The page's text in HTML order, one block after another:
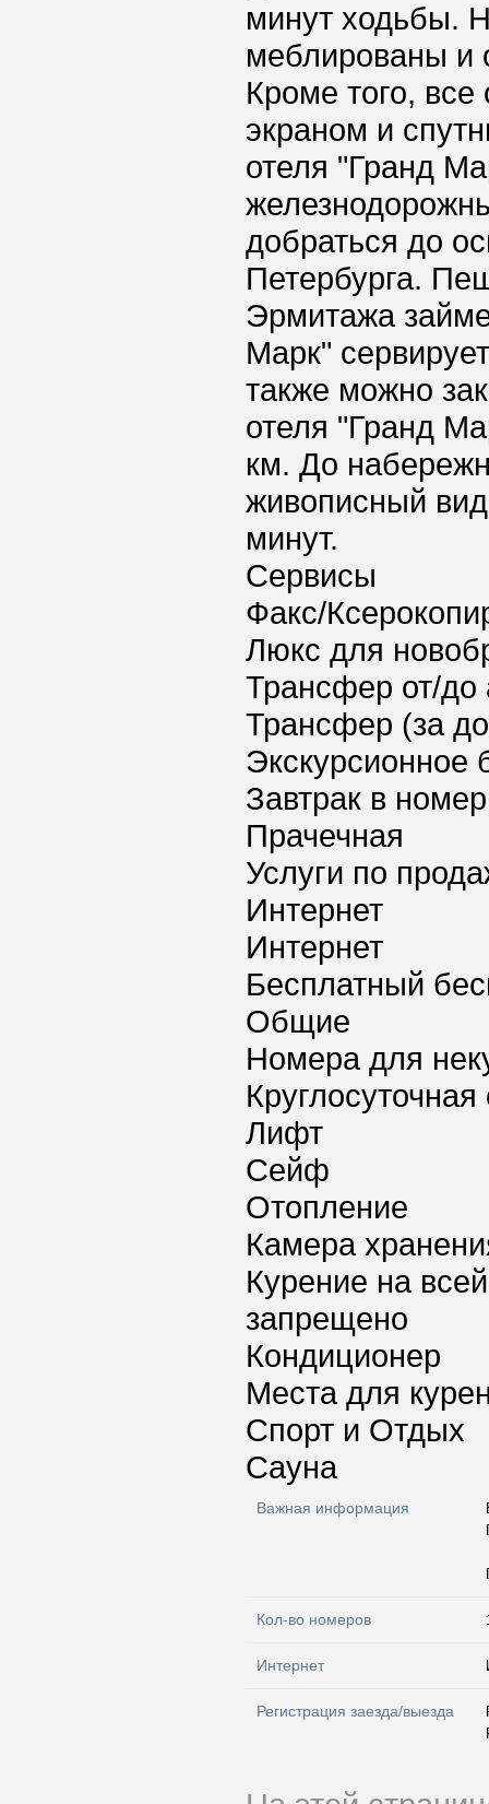
минут ходьбы.
меблированы и
Кроме того,
экраном и
отеля "Гранд
добраться до
Петербурга.
Эрмитажа
Марк"
также можно
отеля "Гранд
км. До
живописный
минут.
Сервисы
Факс/
Люкс для
Трансфер от/до
Трансфер (за
Экскурсионное
Завтрак в номер
Прачечная
Услуги по
Интернет
Интернет
Бесплатный
Общие
Номера для
Лифт
Сейф
Отопление
Камера
Курение на
запрещено
Кондиционер
Места для
Спорт и Отдых
Сауна
Важная информация
Кол-во номеров
Интернет
Регистрация заезда/выезда